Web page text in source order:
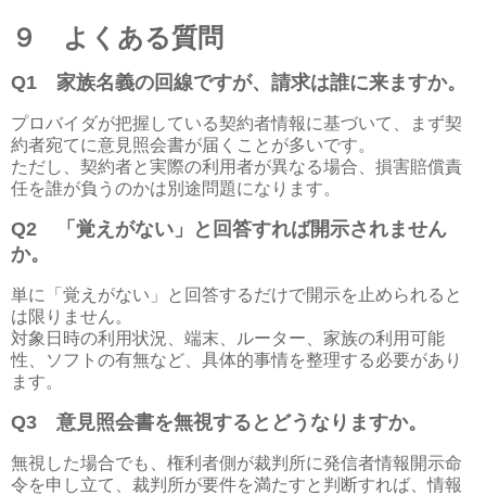
９ よくある質問
Q1 家族名義の回線ですが、請求は誰に来ますか。
プロバイダが把握している契約者情報に基づいて、まず契
約者宛てに意見照会書が届くことが多いです。
ただし、契約者と実際の利用者が異なる場合、損害賠償責
任を誰が負うのかは別途問題になります。
Q2 「覚えがない」と回答すれば開示されません
か。
単に「覚えがない」と回答するだけで開示を止められると
は限りません。
対象日時の利用状況、端末、ルーター、家族の利用可能
性、ソフトの有無など、具体的事情を整理する必要があり
ます。
Q3 意見照会書を無視するとどうなりますか。
無視した場合でも、権利者側が裁判所に発信者情報開示命
令を申し立て、裁判所が要件を満たすと判断すれば、情報